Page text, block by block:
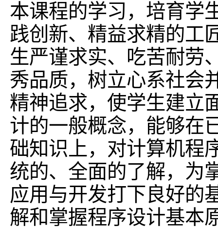
本课程的学习，培育学
践创新、精益求精的工
生严谨求实、吃苦耐劳
秀品质，树立心系社会
精神追求，使学生建立
计的一般概念，能够在
础知识上，对计算机程
统的、全面的了解，为
应用与开发打下良好的
解和掌握程序设计基本